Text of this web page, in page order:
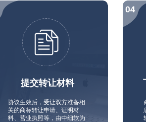
提交转让材料
协议生效后，受让双方准备相
关的商标转让申请、证明材
料、营业执照等，由中细软为